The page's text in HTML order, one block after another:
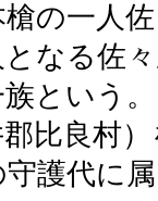
の一人
なる佐
という。
比良村
護代に